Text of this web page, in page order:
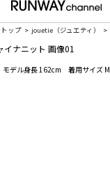
ップ jouetie（ジュエティ）
モデル身長 162cm 着用サイズ M